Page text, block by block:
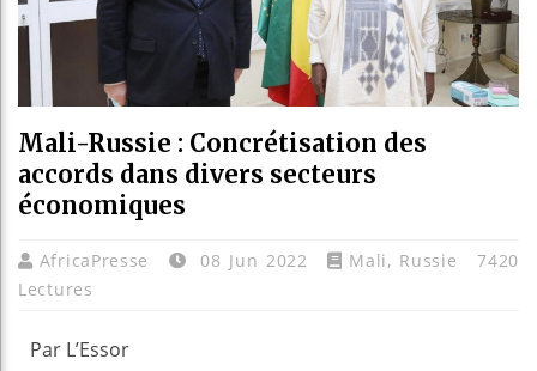
Mali-Russie : Concrétisation des
accords dans divers secteurs
économiques
AfricaPresse 08 Jun 2022 Mali, Russie
7420
Lectures
Par L’Essor